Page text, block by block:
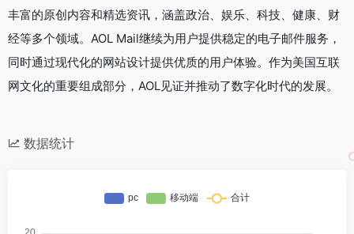
丰富的原创内容和精选资讯，涵盖政治、娱乐、科技、健康、财
经等多个领域。AOL Mail继续为用户提供稳定的电子邮件服务，
同时通过现代化的网站设计提供优质的用户体验。作为美国互联
网文化的重要组成部分，AOL见证并推动了数字化时代的发展。
数据统计